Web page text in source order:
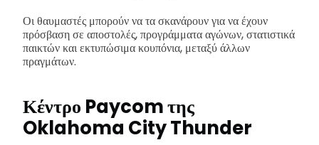
Οι θαυμαστές μπορούν να τα σκανάρουν για να έχουν
πρόσβαση σε αποστολές, προγράμματα αγώνων, στατιστικά
παικτών και εκτυπώσιμα κουπόνια, μεταξύ άλλων
πραγμάτων.
Κέντρο Paycom της
Oklahoma City Thunder